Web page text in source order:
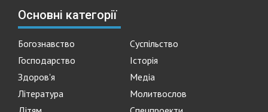
Основні категорії
Богознавство
Суспільство
Господарство
Історія
Здоров'я
Медіа
Література
Молитвослов